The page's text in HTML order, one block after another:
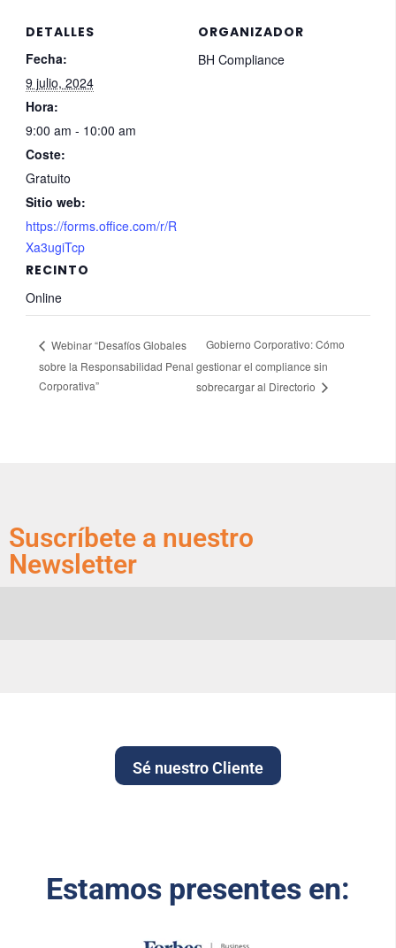
DETALLES
Fecha:
9 julio, 2024
Hora:
9:00 am - 10:00 am
Coste:
Gratuito
Sitio web:
https://forms.office.com/r/R
Xa3ugiTcp
RECINTO
Online
ORGANIZADOR
BH Compliance
Webinar “Desafíos Globales
sobre la Responsabilidad Penal
Corporativa”
Gobierno Corporativo: Cómo
gestionar el compliance sin
sobrecargar al Directorio
Suscríbete a nuestro
Newsletter
Sé nuestro Cliente
Estamos presentes en: